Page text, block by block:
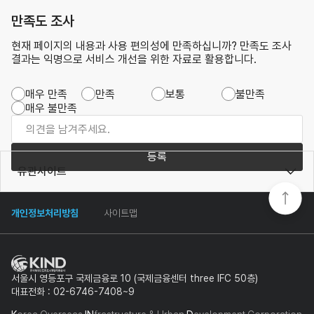
만족도 조사
현재 페이지의 내용과 사용 편의성에 만족하십니까? 만족도 조사
결과는 익명으로 서비스 개선을 위한 자료로 활용합니다.
매우 만족 만족 보통
불만족
매우 불만족
등록
개인정보처리방침 사이트맵
유관사이트
서울시 영등포구 국제금융로 10 (국제금융센터 three IFC 50층)
대표전화 : 02-6746-7408~9